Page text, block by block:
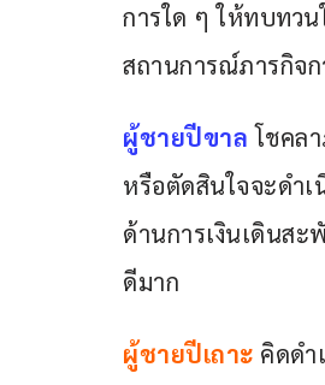
การใด ๆ ให้ทบทว
สถานการณ์ภารกิจ
ผู้ชายปีขาล โชคล
หรือตัดสินใจจะดำเ
ด้านการเงินเดินส
ดีมาก
ผู้ชายปีเถาะ คิดดำ